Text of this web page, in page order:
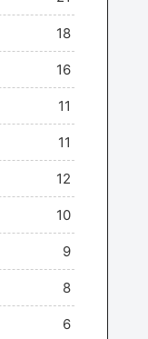
18
16
11
11
12
10
9
8
6